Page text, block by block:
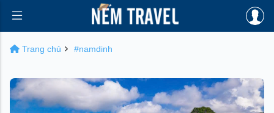
Trang chủ #namdinh